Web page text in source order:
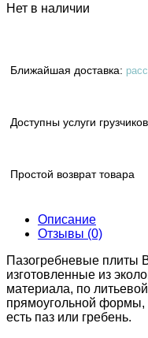
Нет в наличии
Ближайшая доставка:
Доступны услуги грузчиков
Простой возврат товара
Описание
Отзывы (0)
Пазогребневые
изготовленные из
материала, по
прямоугольной формы,
есть паз или гребень.